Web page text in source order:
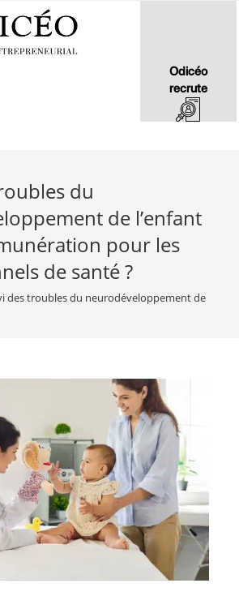
Odicéo
recrute
du
de l’enfant
pour les
de santé ?
des troubles du neurodéveloppement de